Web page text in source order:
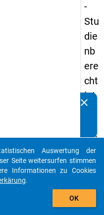
-
Stu
die
nb
ere
cht
igt
nel
s
20
clear
auto_stories
add_shopping_cart
Auswertung der
Seite weitersurfen stimmen
Informationen zu Cookies
.
OK